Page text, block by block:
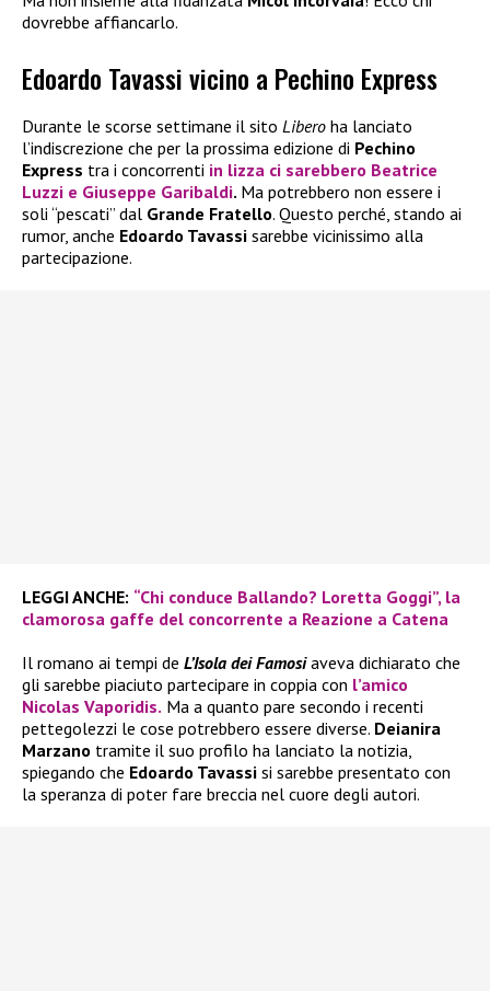
dovrebbe affiancarlo.
Edoardo Tavassi vicino a Pechino Express
Durante le scorse settimane il sito Libero ha lanciato
l’indiscrezione che per la prossima edizione di Pechino
Express tra i concorrenti in lizza ci sarebbero Beatrice
Luzzi e Giuseppe Garibaldi. Ma potrebbero non essere i
soli “pescati” dal Grande Fratello. Questo perché, stando ai
rumor, anche Edoardo Tavassi sarebbe vicinissimo alla
partecipazione.
LEGGI ANCHE: “Chi conduce Ballando? Loretta Goggi”, la
clamorosa gaffe del concorrente a Reazione a Catena
Il romano ai tempi de L’Isola dei Famosiaveva dichiarato che
gli sarebbe piaciuto partecipare in coppia con l’amico
Nicolas Vaporidis. Ma a quanto pare secondo i recenti
pettegolezzi le cose potrebbero essere diverse. Deianira
Marzano tramite il suo profilo ha lanciato la notizia,
spiegando che Edoardo Tavassi si sarebbe presentato con
la speranza di poter fare breccia nel cuore degli autori.